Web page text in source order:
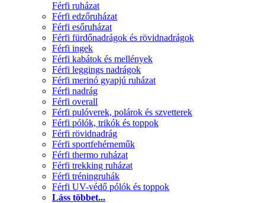
Férfi ruházat
Férfi edzőruházat
Férfi esőruházat
Férfi fürdőnadrágok és rövidnadrágok
Férfi ingek
Férfi kabátok és mellények
Férfi leggings nadrágok
Férfi merinó gyapjú ruházat
Férfi nadrág
Férfi overall
Férfi pulóverek, polárok és szvetterek
Férfi pólók, trikók és toppok
Férfi rövidnadrág
Férfi sportfehérneműk
Férfi thermo ruházat
Férfi trekking ruházat
Férfi tréningruhák
Férfi UV-védő pólók és toppok
Láss többet...